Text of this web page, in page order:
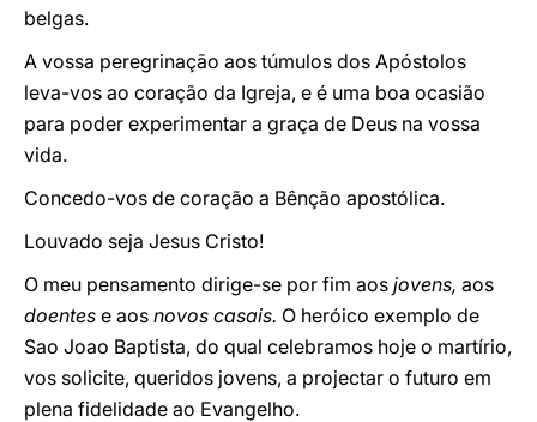
belgas.
A vossa peregrinação aos túmulos dos Apóstolos
leva-vos ao coração da Igreja, e é uma boa ocasião
para poder experimentar a graça de Deus na vossa
vida.
Concedo-vos de coração a Bênção apostólica.
Louvado seja Jesus Cristo!
O meu pensamento dirige-se por fim aos jovens, aos
doentes e aos novos casais. O heróico exemplo de
Sao Joao Baptista, do qual celebramos hoje o martírio,
vos solicite, queridos jovens, a projectar o futuro em
plena fidelidade ao Evangelho.